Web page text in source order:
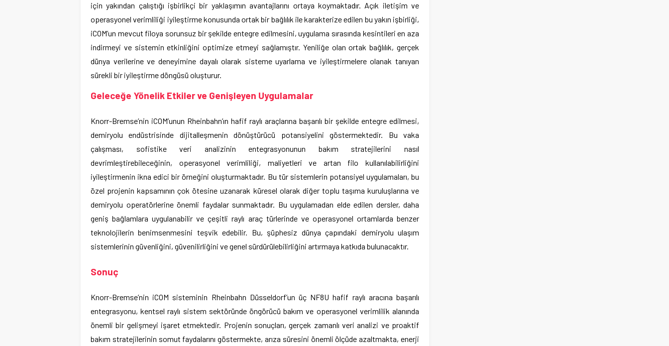
için yakından çalıştığı işbirlikçi bir yaklaşımın avantajlarını ortaya koymaktadır. Açık iletişim ve
operasyonel verimliliği iyileştirme konusunda ortak bir bağlılık ile karakterize edilen bu yakın işbirliği,
iCOM’un mevcut filoya sorunsuz bir şekilde entegre edilmesini, uygulama sırasında kesintileri en aza
indirmeyi ve sistemin etkinliğini optimize etmeyi sağlamıştır. Yeniliğe olan ortak bağlılık, gerçek
dünya verilerine ve deneyimine dayalı olarak sisteme uyarlama ve iyileştirmelere olanak tanıyan
sürekli bir iyileştirme döngüsü oluşturur.
Geleceğe Yönelik Etkiler ve Genişleyen Uygulamalar
Knorr-Bremse’nin iCOM’unun Rheinbahn’ın hafif raylı araçlarına başarılı bir şekilde entegre edilmesi,
demiryolu endüstrisinde dijitalleşmenin dönüştürücü potansiyelini göstermektedir. Bu vaka
çalışması, sofistike veri analizinin entegrasyonunun bakım stratejilerini nasıl
devrimleştirebileceğinin, operasyonel verimliliği, maliyetleri ve artan filo kullanılabilirliğini
iyileştirmenin ikna edici bir örneğini oluşturmaktadır. Bu tür sistemlerin potansiyel uygulamaları, bu
özel projenin kapsamının çok ötesine uzanarak küresel olarak diğer toplu taşıma kuruluşlarına ve
demiryolu operatörlerine önemli faydalar sunmaktadır. Bu uygulamadan elde edilen dersler, daha
geniş bağlamlara uygulanabilir ve çeşitli raylı araç türlerinde ve operasyonel ortamlarda benzer
teknolojilerin benimsenmesini teşvik edebilir. Bu, şüphesiz dünya çapındaki demiryolu ulaşım
sistemlerinin güvenliğini, güvenilirliğini ve genel sürdürülebilirliğini artırmaya katkıda bulunacaktır.
Sonuç
Knorr-Bremse’nin iCOM sisteminin Rheinbahn Düsseldorf’un üç NF8U hafif raylı aracına başarılı
entegrasyonu, kentsel raylı sistem sektöründe öngörücü bakım ve operasyonel verimlilik alanında
önemli bir gelişmeyi işaret etmektedir. Projenin sonuçları, gerçek zamanlı veri analizi ve proaktif
bakım stratejilerinin somut faydalarını göstermekte, arıza süresini önemli ölçüde azaltmakta, enerji